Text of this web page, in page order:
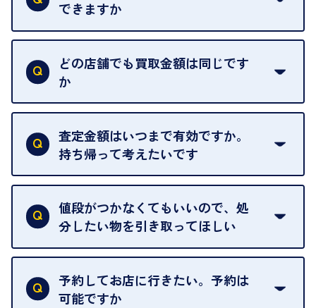
できますか
はい。喜んで承ります。出張買取をご利用くださ
い。
ご指定の場所にお伺いします。
どの店舗でも買取金額は同じです
か
はい。全店舗一律です。
ただし、中古市場は日々変動するため、査定した日
によって査定額が変わることはございます。
査定金額はいつまで有効ですか。
持ち帰って考えたいです
査定額は当日限り有効です。
中古市場が日々変動するため、翌日には査定額が変
わることがございます。
値段がつかなくてもいいので、処
分したい物を引き取ってほしい
再販不可能な物は、場合によってはお断りすること
がございます。ご了承ください。
予約してお店に行きたい。予約は
可能ですか